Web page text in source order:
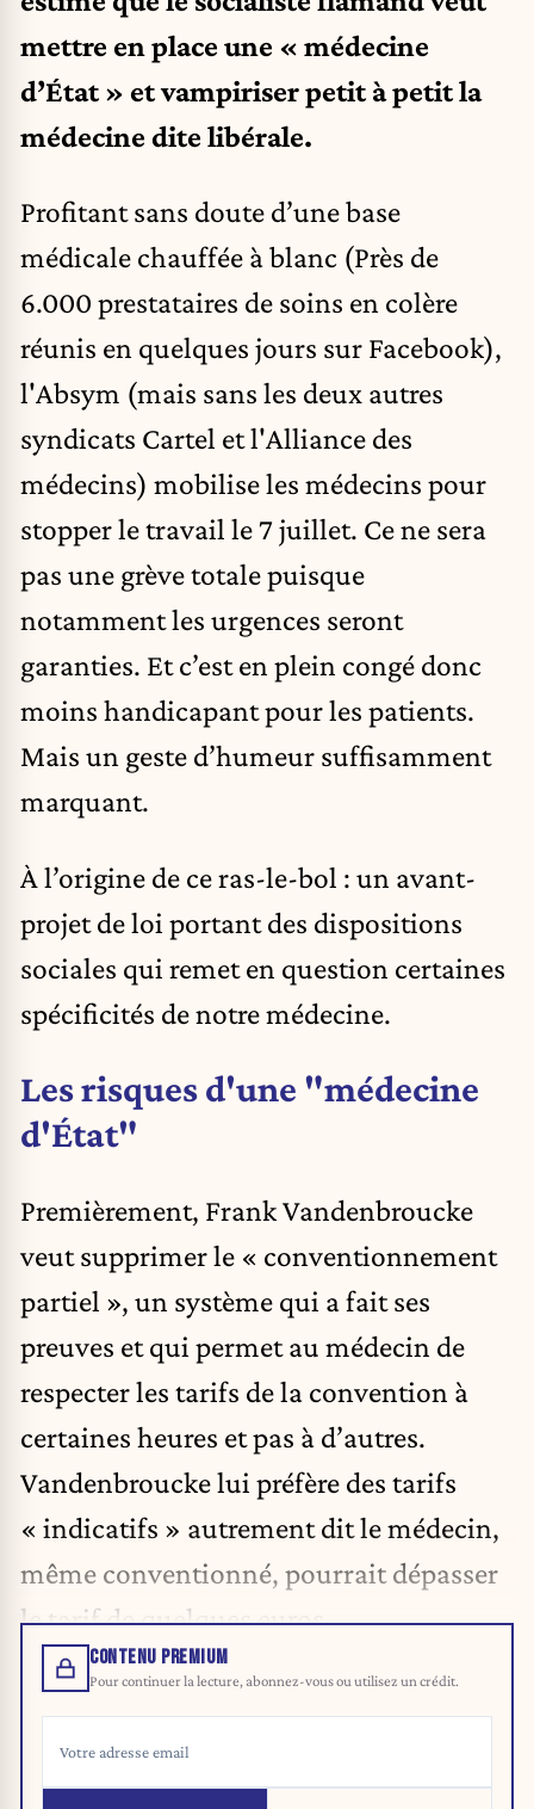
mettre en place une « médecine
d’État » et vampiriser petit à petit la
médecine dite libérale.
Profitant sans doute d’une base
médicale chauffée à blanc (Près de
6.000 prestataires de soins en colère
réunis en quelques jours sur Facebook),
l'Absym (mais sans les deux autres
syndicats Cartel et l'Alliance des
médecins) mobilise les médecins pour
stopper le travail le 7 juillet. Ce ne sera
pas une grève totale puisque
notamment les urgences seront
garanties. Et c’est en plein congé donc
moins handicapant pour les patients.
Mais un geste d’humeur suffisamment
marquant.
À l’origine de ce ras-le-bol : un avant-
projet de loi portant des dispositions
sociales qui remet en question certaines
spécificités de notre médecine.
Les risques d'une "médecine
d'État"
Premièrement, Frank Vandenbroucke
veut supprimer le « conventionnement
partiel », un système qui a fait ses
preuves et qui permet au médecin de
respecter les tarifs de la convention à
certaines heures et pas à d’autres.
Vandenbroucke lui préfère des tarifs
« indicatifs » autrement dit le médecin,
même conventionné, pourrait dépasser
le tarif de quelques euros.
CONTENU PREMIUM
Pour continuer la lecture, abonnez-vous ou utilisez un crédit.